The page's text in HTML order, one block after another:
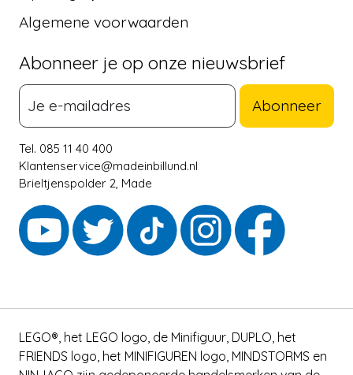
Algemene voorwaarden
Abonneer je op onze nieuwsbrief
Abonneer
Tel. 085 11 40 400
Klantenservice@madeinbillund.nl
Brieltjenspolder 2, Made
LEGO®, het LEGO logo, de Minifiguur, DUPLO, het
FRIENDS logo, het MINIFIGUREN logo, MINDSTORMS en